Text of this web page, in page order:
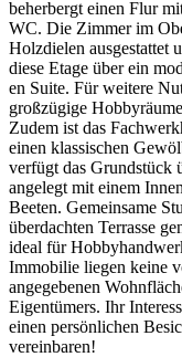
beherbergt einen Flur
WC. Die Zimmer im
Holzdielen ausgestattet
diese Etage über ein
en Suite. Für weitere
großzügige
Zudem ist das
einen klassischen
verfügt das Grundstück
angelegt mit einem
Beeten. Gemeinsame
überdachten Terrasse
ideal für
Immobilie liegen keine
angegebenen
Eigentümers. Ihr
einen persönlichen
vereinbaren!